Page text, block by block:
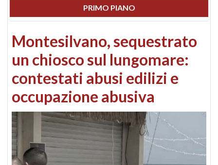
PRIMO PIANO
Montesilvano, sequestrato
un chiosco sul lungomare:
contestati abusi edilizi e
occupazione abusiva